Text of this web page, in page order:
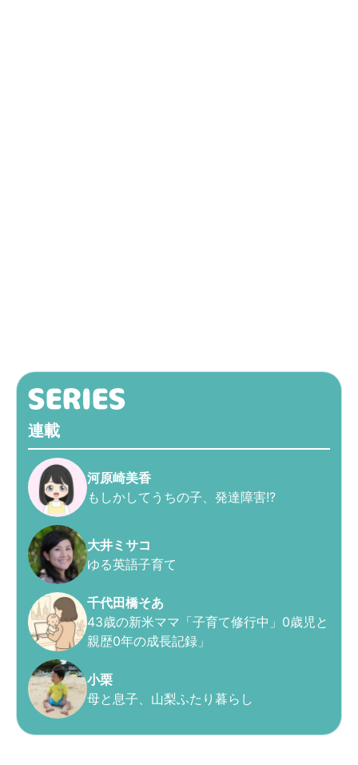
連載
河原崎美香
もしかしてうちの子、発達障害!?
大井ミサコ
ゆる英語子育て
千代田橋そあ
43歳の新米ママ「子育て修行中」0歳児と
親歴0年の成長記録」
小栗
母と息子、山梨ふたり暮らし